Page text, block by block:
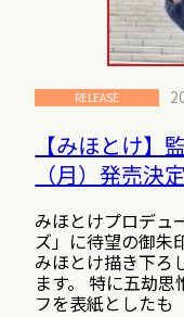
RELEASE
【みほとけ】
（月）発売決
みほとけプロデュ
ズ」に待望の御朱
みほとけ描き下ろ
ます。 特に五劫
フを表紙としたも